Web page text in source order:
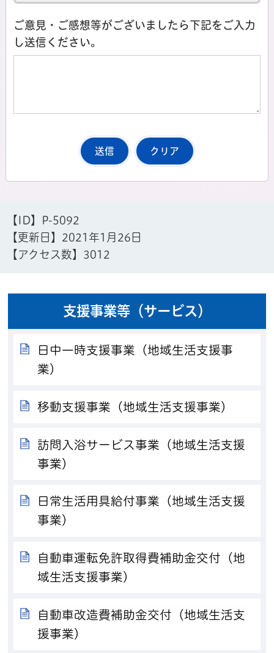
ご意見・ご感想等がございましたら下記をご入力
し送信ください。
【ID】
P-5092
【更新日】 2021年1月26日
【アクセス数】 3012
支援事業等（サービス）
日中一時支援事業（地域生活支援事
業）
移動支援事業（地域生活支援事業）
訪問入浴サービス事業（地域生活支援
事業）
日常生活用具給付事業（地域生活支援
事業）
自動車運転免許取得費補助金交付（地
域生活支援事業）
自動車改造費補助金交付（地域生活支
援事業）